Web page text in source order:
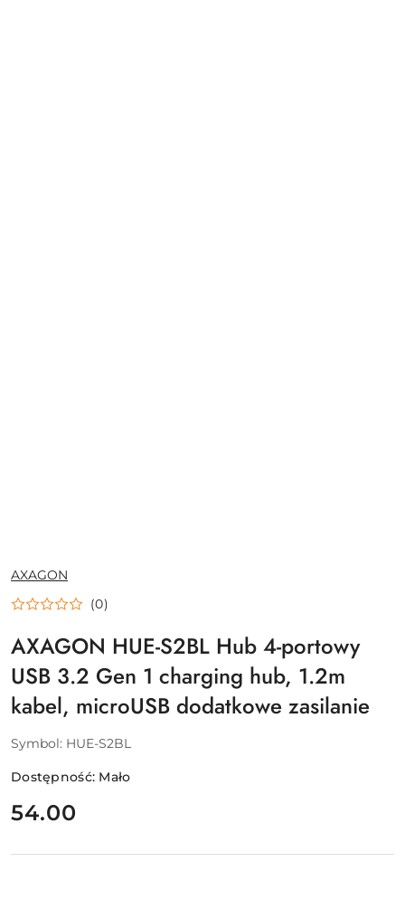
NAZWA
PRODUCENTA:
AXAGON
(0)
AXAGON HUE-S2BL Hub 4-portowy
USB 3.2 Gen 1 charging hub, 1.2m
kabel, microUSB dodatkowe zasilanie
Symbol: HUE-S2BL
Dostępność: Mało
cena:
54.00